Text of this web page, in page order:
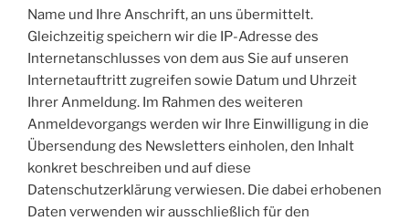
Name und Ihre Anschrift, an uns übermittelt.
Gleichzeitig speichern wir die IP-Adresse des
Internetanschlusses von dem aus Sie auf unseren
Internetauftritt zugreifen sowie Datum und Uhrzeit
Ihrer Anmeldung. Im Rahmen des weiteren
Anmeldevorgangs werden wir Ihre Einwilligung in die
Übersendung des Newsletters einholen, den Inhalt
konkret beschreiben und auf diese
Datenschutzerklärung verwiesen. Die dabei erhobenen
Daten verwenden wir ausschließlich für den